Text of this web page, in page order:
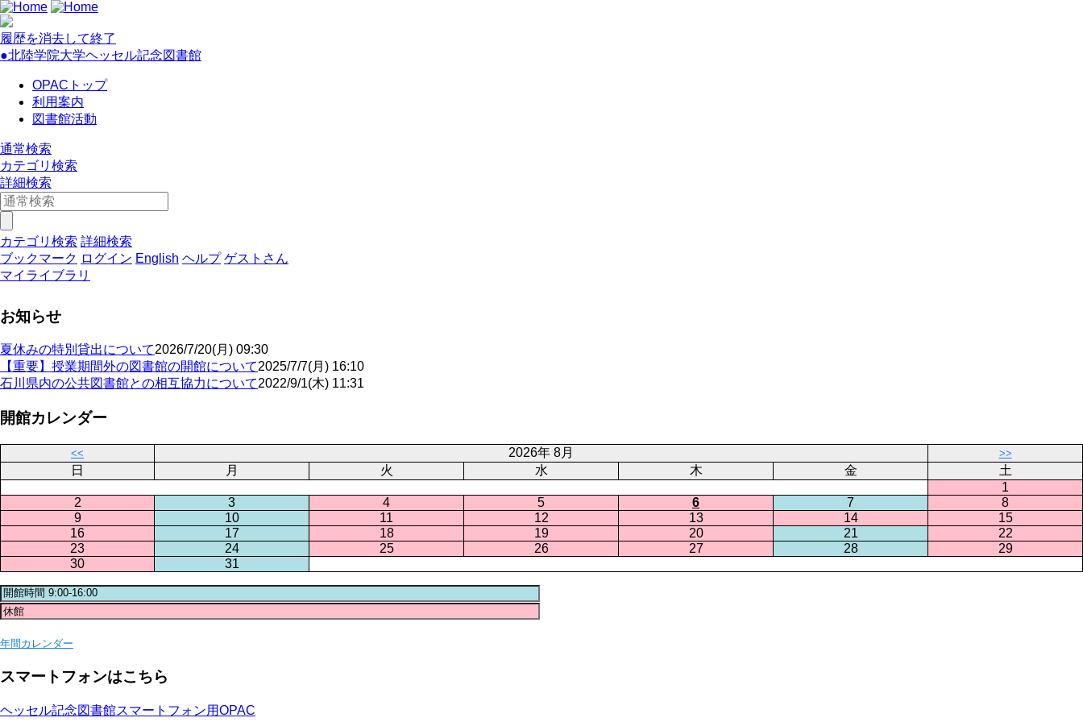
履歴を消去して終了
●北陸学院大学ヘッセル記念図書館
OPACトップ
利用案内
図書館活動
通常検索
カテゴリ検索
詳細検索
カテゴリ検索 詳細検索
ブックマーク ログイン English ヘルプ ゲストさん
マイライブラリ
お知らせ
夏休みの特別貸出について2026/7/20(月) 09:30
【重要】授業期間外の図書館の開館について2025/7/7(月) 16:10
石川県内の公共図書館との相互協力について2022/9/1(木) 11:31
開館カレンダー
<< 2026年 8月 >>
日 月 火 水 木 金
土
1
2
3 4 5 6 7
8
9
10 11 12 13 14
15
16
17 18 19 20 21
22
23
24 25 26 27 28
29
30
31
年間カレンダー
スマートフォンはこちら
ヘッセル記念図書館スマートフォン用OPAC